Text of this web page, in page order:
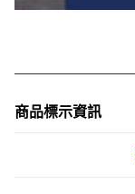
商品標示資訊